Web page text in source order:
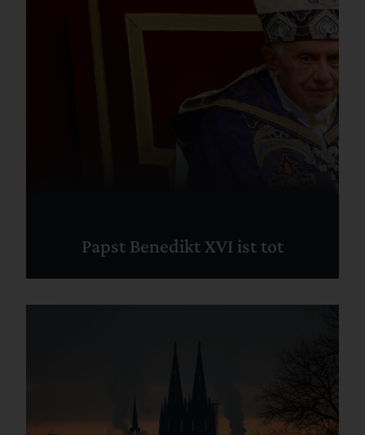
Papst Benedikt XVI ist tot